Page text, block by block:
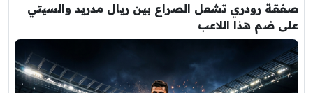
صفقة رودري تشعل الصراع بين ريال مدريد والسيتي
على ضم هذا اللاعب